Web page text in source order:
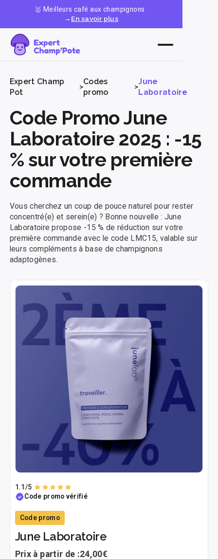
🥇 Meilleurs café aux champignons
→ En savoir plus
Expert Champ
Pot
>
Codes
promo
>
June
Laboratoire
Code Promo June
Laboratoire 2025 : -15
% sur votre première
commande
Vous cherchez un coup de pouce naturel pour rester
concentré(e) et serein(e) ? Bonne nouvelle : June
Laboratoire propose -15 % de réduction sur votre
première commande avec le code LMC15, valable sur
leurs compléments à base de champignons
adaptogènes.
1.1 /5
Code promo vérifié
Code promo
June Laboratoire
Prix à partir de :24,00€